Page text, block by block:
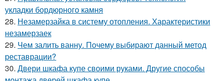
укладки бордюрного камня
28. Незамерзайка в систему отопления. Характеристики
незамерзаек
29. Чем залить ванну. Почему выбирают данный метод
реставрации?
30. Двери шкафа купе своими руками. Другие способы